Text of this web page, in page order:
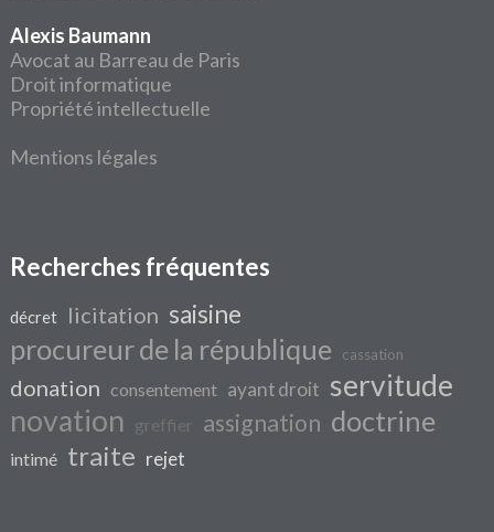
Alexis Baumann
Avocat au Barreau de Paris
Droit informatique
Propriété intellectuelle
Mentions légales
Recherches fréquentes
décret licitation saisine
procureur de la république cassation
donation consentement ayant droit servitude
novation greffier assignation doctrine
intimé traite rejet